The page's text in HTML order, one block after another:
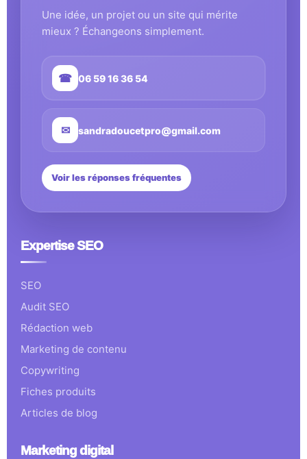
Une idée, un projet ou un site qui mérite
mieux ? Échangeons simplement.
☎ 06 59 16 36 54
✉ sandradoucetpro@gmail.com
Voir les réponses fréquentes
Expertise SEO
SEO
Audit SEO
Rédaction web
Marketing de contenu
Copywriting
Fiches produits
Articles de blog
Marketing digital